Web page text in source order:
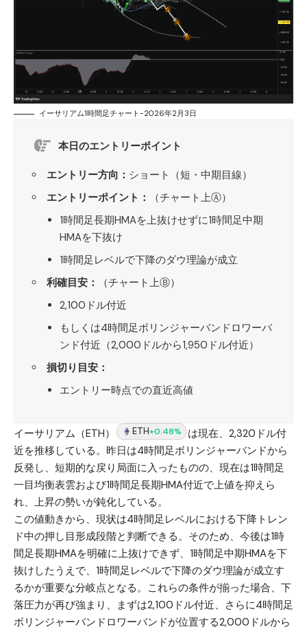
イーサリアム1時間足チャート-2026年2月3日
本日のエントリーポイント
エントリー方向： ショート（短・中期目線）
エントリーポイント：
（チャート上Ⓐ）
1時間足長期HMAを上抜けせずに1時間足中期
HMAを下抜け
1時間足レベルで下降のダウ理論が成立
利確目安：
（チャート上Ⓑ）
2,100ドル付近
もしくは4時間足ボリンジャーバンドロワーバ
ンド付近（2,000ドルから1,950ドル付近）
損切り目安：
エントリー時点での直近高値
イーサリアム（ETH） ETH+0.48%
は現在、2,320ドル付
近を推移している。昨日は4時間足ボリンジャーバンドから
反発し、短期的な戻り局面に入ったものの、現在は1時間足
一目均衡表雲および1時間足長期HMA付近で上値を抑えら
れ、上昇の勢いが鈍化している。
この値動きから、現状は4時間足レベルにおける下降トレン
ド中の押し目形成段階と判断できる。そのため、今後は1時
間足長期HMAを明確に上抜けできず、1時間足中期HMAを下
抜けしたうえで、1時間足レベルで下降のダウ理論が成立す
るかが重要な分岐点となる。これらの条件が揃った場合、下
落圧力が再び強まり、まずは2,100ドル付近、さらに4時間足
ボリンジャーバンドロワーバンドが位置する2,000ドルから